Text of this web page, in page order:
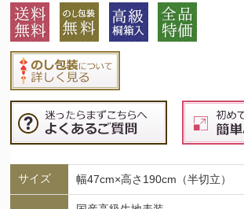
サイズ 幅47cm×高さ190cm（半切立）